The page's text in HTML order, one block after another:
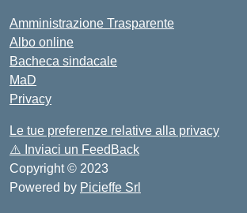
Amministrazione Trasparente
Albo online
Bacheca sindacale
MaD
Privacy
Le tue preferenze relative alla privacy
⚠️ Inviaci un FeedBack
Copyright © 2023
Powered by Picieffe Srl